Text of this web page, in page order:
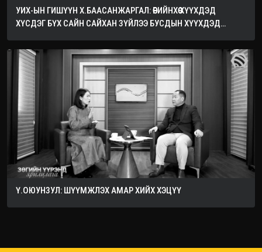
УИХ-ЫН ГИШҮҮН Х.БААСАНЖАРГАЛ: ӨӨРИЙНХӨӨ ХҮҮХДЭД
ХҮСДЭГ БҮХ САЙН САЙХАН ЗҮЙЛЭЭ БУСДЫН ХҮҮХДЭД
Ү.ОЮУНЗУЛ: ШҮҮМЖЛЭХ АМАР ХИЙХ ХЭЦҮҮ